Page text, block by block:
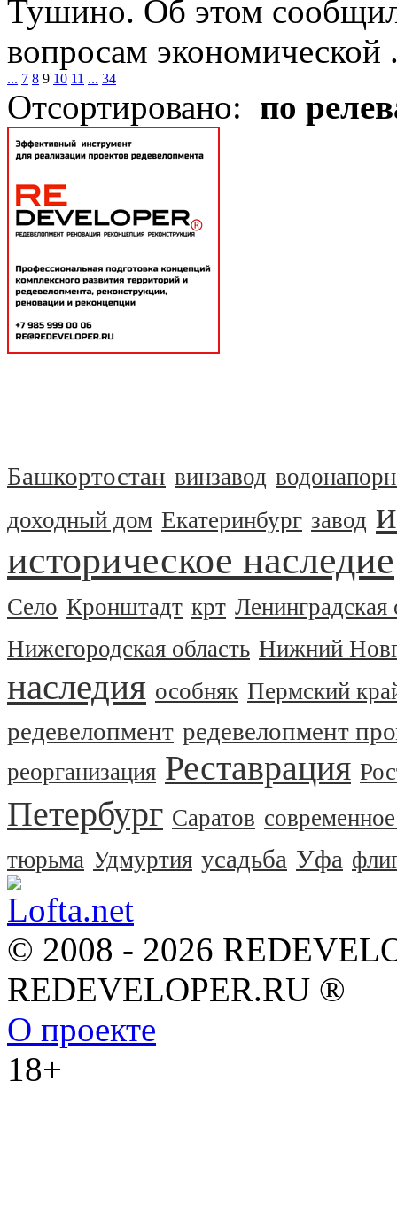
Тушино. Об этом
вопросам экономической
... 7 8 9 10 11 ... 34
Отсортировано: по
Башкортостан винзавод
доходный дом Екатеринбург завод
историческое наследие
Село Кронштадт крт Ленинградская
Нижегородская область Нижний
наследия особняк Пермский
редевелопмент редевелопмент
реорганизация Реставрация
Петербург Саратов
тюрьма Удмуртия усадьба Уфа
© 2008 - 2026
REDEVELOPER.RU ®
О проекте
18+